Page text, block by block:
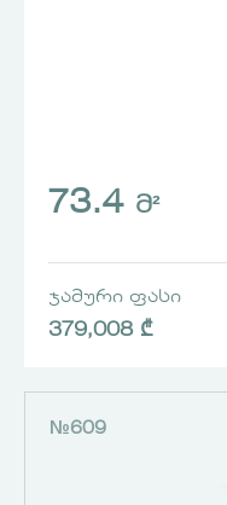
73.4 Მ²
ᲯᲐᲛᲣᲠᲘ ᲤᲐᲡᲘ
379,008 ₾
№609